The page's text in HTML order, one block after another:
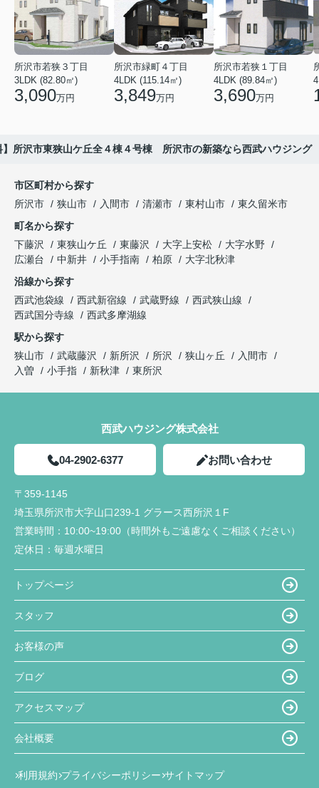
所沢市若狭３丁目
3LDK (82.80㎡)
3,090万円
所沢市緑町４丁目
4LDK (115.14㎡)
3,849万円
所沢市若狭１丁目
4LDK (89.84㎡)
3,690万円
】所沢市東狭山ケ丘全４棟４号棟 所沢市の新築なら西武ハウジング
市区町村から探す
所沢市
狭山市 入間市 清瀬市 東村山市
東久留米市
町名から探す
下藤沢
東狭山ケ丘 東藤沢 大字上安松
大字水野
広瀬台
中新井 小手指南 柏原
大字北秋津
沿線から探す
西武池袋線
西武新宿線 武蔵野線
西武狭山線
西武国分寺線
西武多摩湖線
駅から探す
狭山市
武蔵藤沢 新所沢 所沢 狭山ヶ丘
入間市
入曽
小手指 新秋津 東所沢
西武ハウジング株式会社
04-2902-6377 お問い合わせ
〒359-1145
埼玉県所沢市大字山口239-1 グラース西所沢１F
営業時間： 10:00~19:00（時間外もご遠慮なくご相談ください）
定休日： 毎週水曜日
トップページ
スタッフ
お客様の声
ブログ
アクセスマップ
会社概要
利用規約 プライバシーポリシー サイトマップ